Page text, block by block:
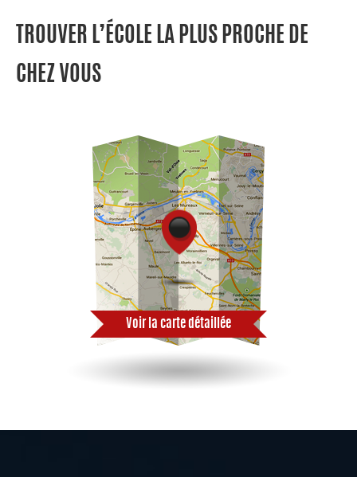
TROUVER L’ÉCOLE LA PLUS PROCHE DE
CHEZ VOUS
Voir la carte détaillée